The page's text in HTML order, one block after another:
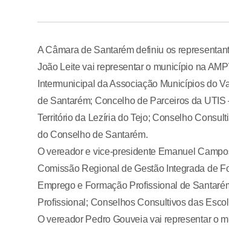
A Câmara de Santarém definiu os
João Leite vai representar o município na
Intermunicipal da Associação Municípios do
de Santarém; Concelho de Parceiros da
Território da Lezíria do Tejo; Conselho
do Conselho de Santarém.
O vereador e vice-presidente Emanuel
Comissão Regional de Gestão Integrada de
Emprego e Formação Profissional de
Profissional; Conselhos Consultivos das
O vereador Pedro Gouveia vai representar o